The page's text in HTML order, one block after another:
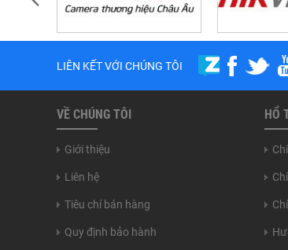
LIÊN KẾT VỚI CHÚNG TÔI
VỀ CHÚNG TÔI
Giới thiệu
Liên hệ
Tiêu chí bán hàng
Quy định bảo hành
HỔ